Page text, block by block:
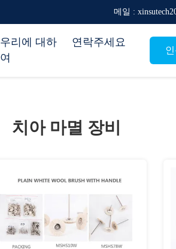
메일 :
우리에 대하
여
연락주세요
치아 마멸 장비